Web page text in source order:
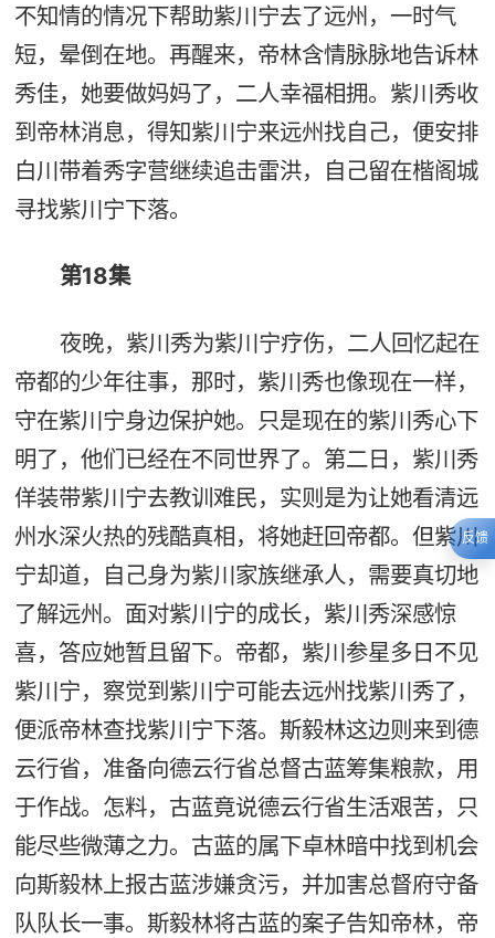
不知情的情况下帮助紫川宁去了远州，一时气
短，晕倒在地。再醒来，帝林含情脉脉地告诉林
秀佳，她要做妈妈了，二人幸福相拥。紫川秀收
到帝林消息，得知紫川宁来远州找自己，便安排
白川带着秀字营继续追击雷洪，自己留在楷阁城
寻找紫川宁下落。
第18集
夜晚，紫川秀为紫川宁疗伤，二人回忆起在
帝都的少年往事，那时，紫川秀也像现在一样，
守在紫川宁身边保护她。只是现在的紫川秀心下
明了，他们已经在不同世界了。第二日，紫川秀
佯装带紫川宁去教训难民，实则是为让她看清远
州水深火热的残酷真相，将她赶回帝都。但紫川
宁却道，自己身为紫川家族继承人，需要真切地
了解远州。面对紫川宁的成长，紫川秀深感惊
喜，答应她暂且留下。帝都，紫川参星多日不见
紫川宁，察觉到紫川宁可能去远州找紫川秀了，
便派帝林查找紫川宁下落。斯毅林这边则来到德
云行省，准备向德云行省总督古蓝筹集粮款，用
于作战。怎料，古蓝竟说德云行省生活艰苦，只
能尽些微薄之力。古蓝的属下卓林暗中找到机会
向斯毅林上报古蓝涉嫌贪污，并加害总督府守备
队队长一事。斯毅林将古蓝的案子告知帝林，帝
反馈